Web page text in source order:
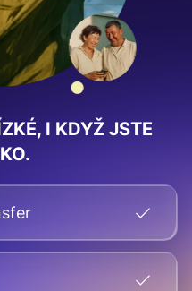
I KDYŽ JSTE